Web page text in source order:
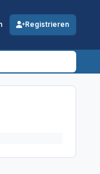
Registrieren